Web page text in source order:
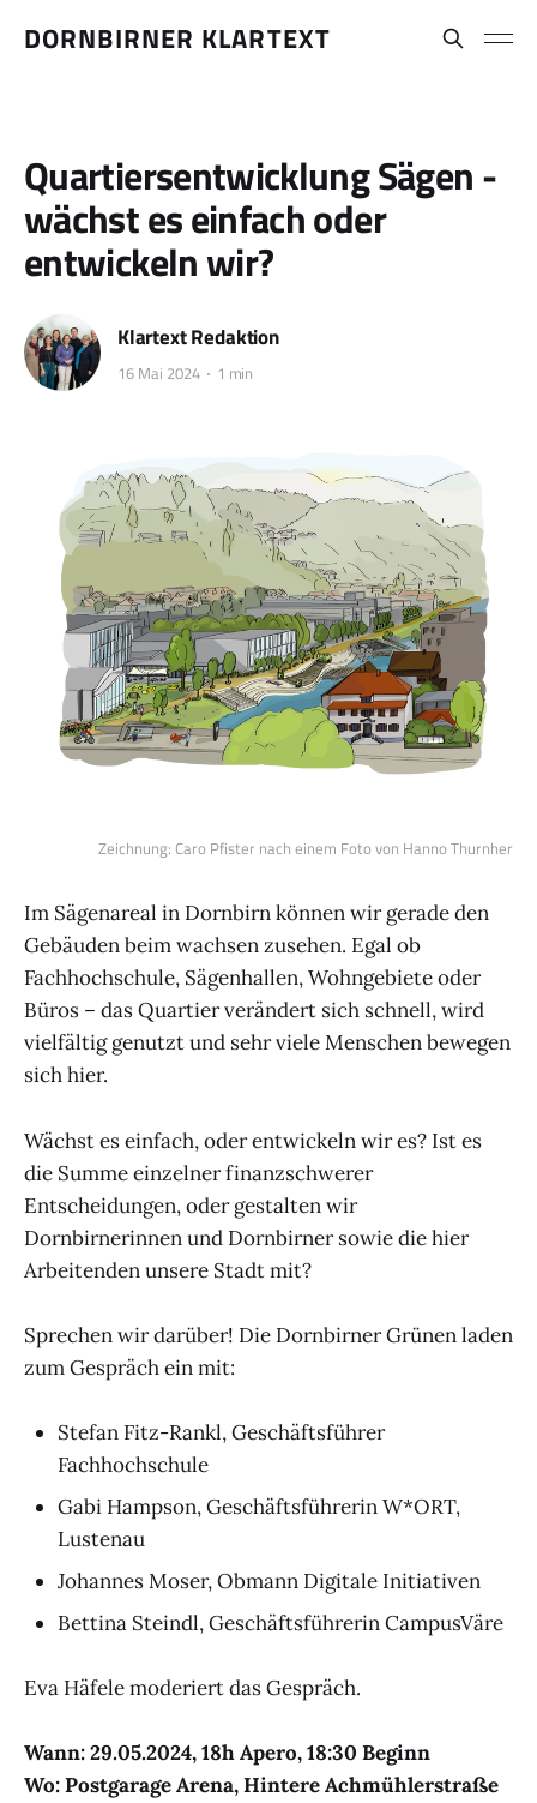
DORNBIRNER KLARTEXT
Quartiersentwicklung Sägen -
wächst es einfach oder
entwickeln wir?
Klartext Redaktion
16 Mai 2024 1 min
Zeichnung: Caro Pfister nach einem Foto von Hanno Thurnher
Im Sägenareal in Dornbirn können wir gerade den
Gebäuden beim wachsen zusehen. Egal ob
Fachhochschule, Sägenhallen, Wohngebiete oder
Büros – das Quartier verändert sich schnell, wird
vielfältig genutzt und sehr viele Menschen bewegen
sich hier.
Wächst es einfach, oder entwickeln wir es? Ist es
die Summe einzelner finanzschwerer
Entscheidungen, oder gestalten wir
Dornbirnerinnen und Dornbirner sowie die hier
Arbeitenden unsere Stadt mit?
Sprechen wir darüber! Die Dornbirner Grünen laden
zum Gespräch ein mit:
Stefan Fitz-Rankl, Geschäftsführer
Fachhochschule
Gabi Hampson, Geschäftsführerin W*ORT,
Lustenau
Johannes Moser, Obmann Digitale Initiativen
Bettina Steindl, Geschäftsführerin CampusVäre
Eva Häfele moderiert das Gespräch.
Wann: 29.05.2024, 18h Apero, 18:30 Beginn
Wo: Postgarage Arena, Hintere Achmühlerstraße